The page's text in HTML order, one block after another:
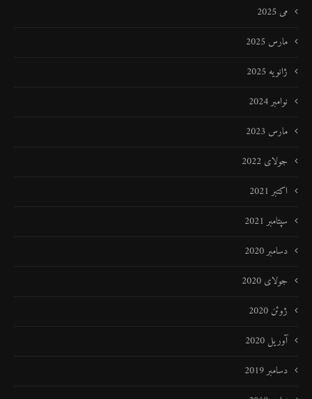
می 2025
مارس 2025
ژانویه 2025
نوامبر 2024
مارس 2023
جولای 2022
اکتبر 2021
سپتامبر 2021
دسامبر 2020
جولای 2020
ژوئن 2020
آوریل 2020
دسامبر 2019